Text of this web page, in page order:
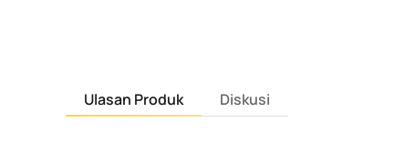
Ulasan Produk Diskusi